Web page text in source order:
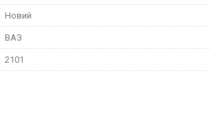
Новий
ВАЗ
2101